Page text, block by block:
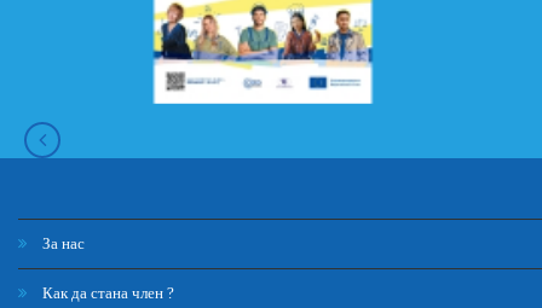
За нас
Как да стана член ?